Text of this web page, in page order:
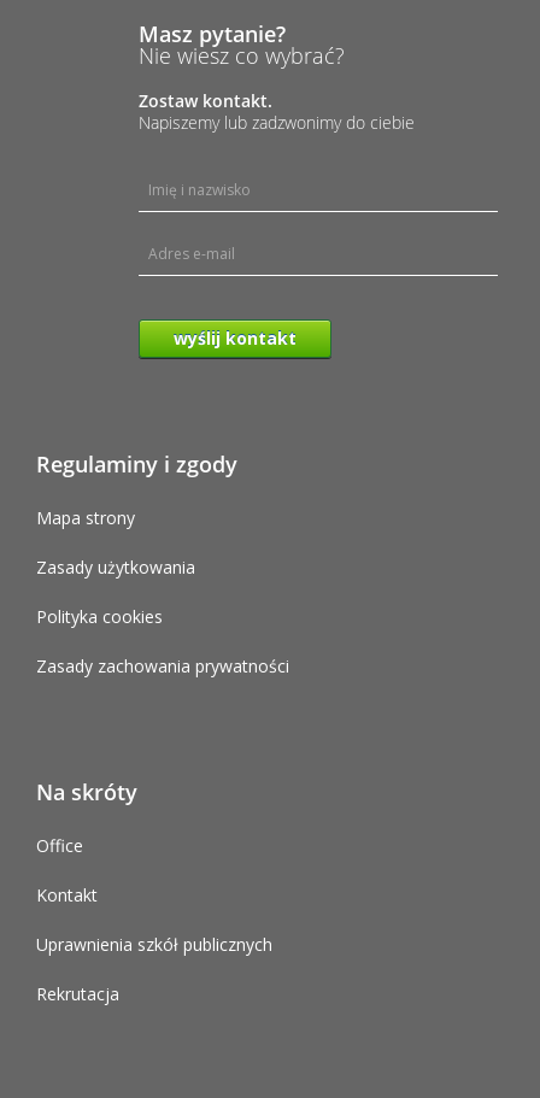
Masz pytanie?
Nie wiesz co wybrać?
Zostaw kontakt.
Napiszemy lub zadzwonimy do ciebie
wyślij kontakt
Regulaminy i zgody
Mapa strony
Zasady użytkowania
Polityka cookies
Zasady zachowania prywatności
Na skróty
Office
Kontakt
Uprawnienia szkół publicznych
Rekrutacja